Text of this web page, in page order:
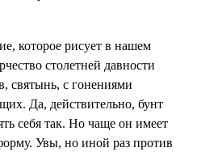
которое рисует в нашем
столетней давности
святынь, с гонениями
Да, действительно, бунт
себя так. Но чаще он имеет
Увы, но иной раз против